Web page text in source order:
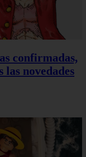
confirmadas,
novedades